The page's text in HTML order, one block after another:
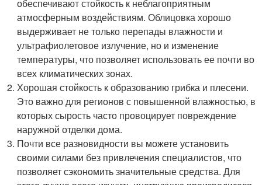
обеспечивают стойкость к неблагоприятным
атмосферным воздействиям. Облицовка хорошо
выдерживает не только перепады влажности и
ультрафиолетовое излучение, но и изменение
температуры, что позволяет использовать ее почти во
всех климатических зонах.
Хорошая стойкость к образованию грибка и плесени.
Это важно для регионов с повышенной влажностью, в
которых сырость часто провоцирует повреждение
наружной отделки дома.
Почти все разновидности вы можете установить
своими силами без привлечения специалистов, что
позволяет сэкономить значительные средства. Для